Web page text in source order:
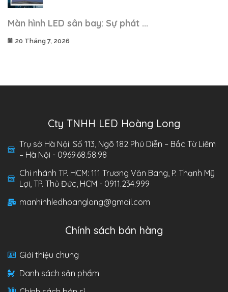
Màn hình LED sân bay: Sự phát ...
20 Tháng 7, 2026
Cty TNHH LED Hoàng Long
Trụ sở Hà Nội: Số 113, Ngõ 182 Phú Diễn – Bắc Từ Liêm
– Hà Nội - 0969.68.58.98
Chi nhánh TP. HCM: 111 Trương Văn Bang, P. Thạnh Mỹ
Lợi, TP. Thủ Đức, HCM - 0911.234.999
manhinhledhoanglong@gmail.com
Chính sách bán hàng
Giới thiệu chung
Danh sách sản phẩm